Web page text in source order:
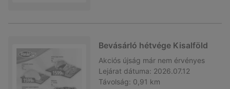
Bevásárló hétvége Kisalföld
Akciós újság már nem érvényes
Lejárat dátuma: 2026.07.12
Távolság: 0,91 km